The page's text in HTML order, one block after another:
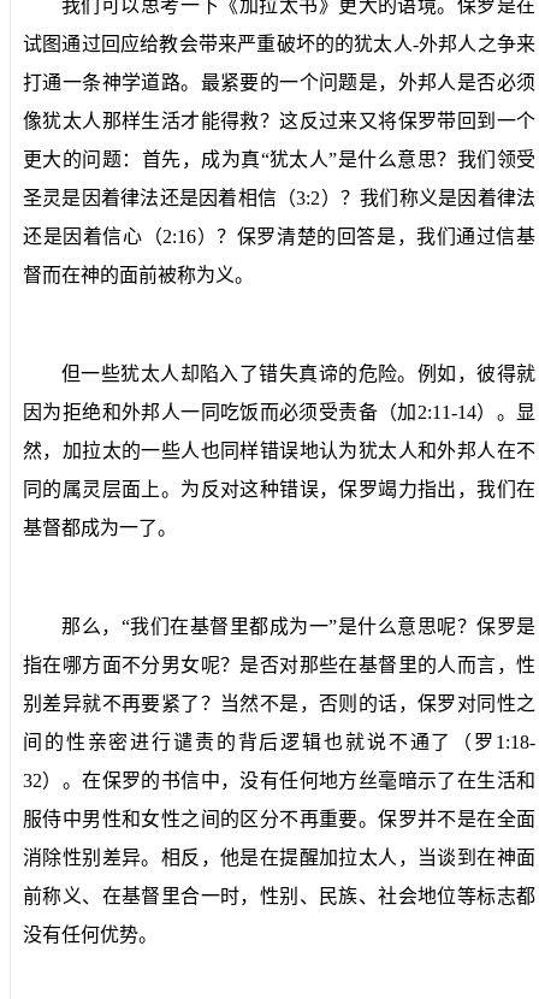
我们可以思考一下《加拉太书》更大的语境。保罗是在
试图通过回应给教会带来严重破坏的的犹太人-外邦人之争来
打通一条神学道路。最紧要的一个问题是，外邦人是否必须
像犹太人那样生活才能得救？这反过来又将保罗带回到一个
更大的问题：首先，成为真“犹太人”是什么意思？我们领受
圣灵是因着律法还是因着相信（3:2）？我们称义是因着律法
还是因着信心（2:16）？保罗清楚的回答是，我们通过信基
督而在神的面前被称为义。
但一些犹太人却陷入了错失真谛的危险。例如，彼得就
因为拒绝和外邦人一同吃饭而必须受责备（加 2:11-14）。显
然，加拉太的一些人也同样错误地认为犹太人和外邦人在不
同的属灵层面上。为反对这种错误，保罗竭力指出，我们在
基督都成为一了。
那么，“我们在基督里都成为一”是什么意思呢？保罗是
指在哪方面不分男女呢？是否对那些在基督里的人而言，性
别差异就不再要紧了？当然不是，否则的话，保罗对同性之
间的性亲密进行谴责的背后逻辑也就说不通了（罗 1:18-
32）。在保罗的书信中，没有任何地方丝毫暗示了在生活和
服侍中男性和女性之间的区分不再重要。保罗并不是在全面
消除性别差异。相反，他是在提醒加拉太人，当谈到在神面
前称义、在基督里合一时，性别、民族、社会地位等标志都
没有任何优势。